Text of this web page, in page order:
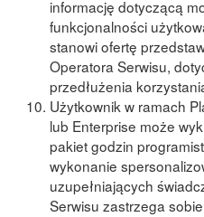
informację dotyczącą
funkcjonalności
stanowi ofertę
Operatora Serwisu,
przedłużenia
Użytkownik w ramach
lub Enterprise może
pakiet godzin
wykonanie
uzupełniających
Serwisu zastrzega